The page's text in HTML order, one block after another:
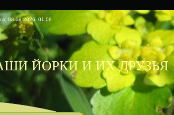
08.08.2026, 01:09
ЙОРКИ И ИХ ДРУЗЬЯ